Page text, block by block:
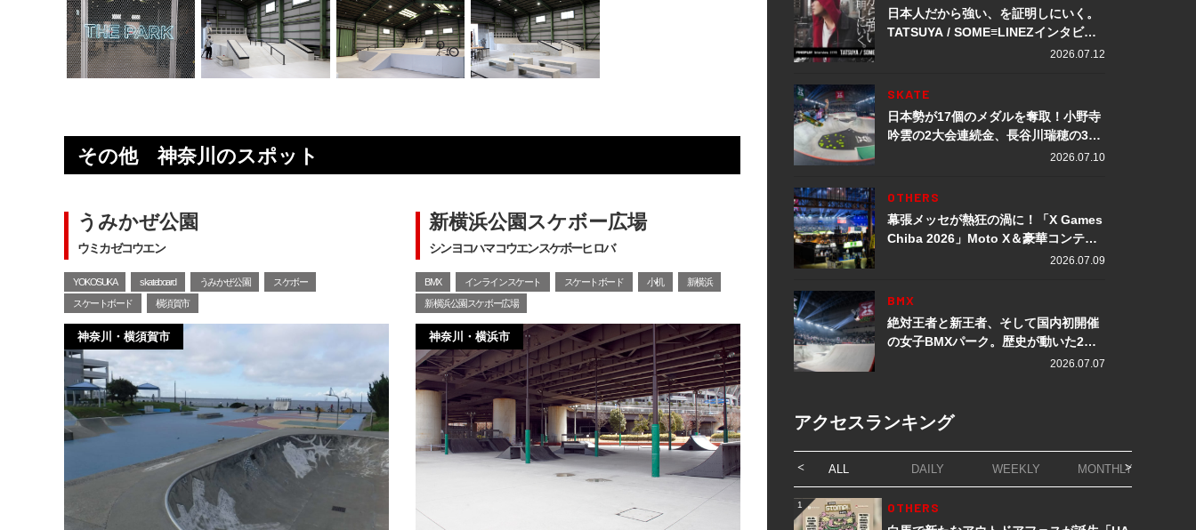
その他 神奈川のスポット
うみかぜ公園
ウミカゼコウエン
YOKOSUKA skateboard うみかぜ公園
スケボー
スケートボード
横須賀市
神奈川・横須賀市
新横浜公園スケボー広場
シンヨコハマコウエンスケボーヒロバ
BMX インラインスケート スケートボード 小机
新横浜
新横浜公園スケボー広場
神奈川・横浜市
日本人だから強い、を証明しにいく。
TATSUYA / SOME≡LINEZインタビュ
2026.07.12
SKATE
日本勢が17個のメダルを奪取！小野寺
吟雲の2大会連続金、長谷川瑞穂の3メ
ダル獲得など数々の快挙をプレイバッ
2026.07.10
OTHERS
幕張メッセが熱狂の渦に！「X Games
Chiba 2026」Moto X＆豪華コンテン
2026.07.09
BMX
絶対王者と新王者、そして国内初開催
の女子BMXパーク。歴史が動いた2日
2026.07.07
アクセスランキング
ALL DAILY WEEKLY MONTHLY
1 OTHERS